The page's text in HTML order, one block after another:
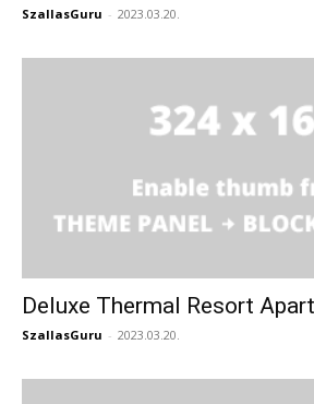
SzallasGuru - 2023.03.20.
Deluxe Thermal Resort
SzallasGuru - 2023.03.20.